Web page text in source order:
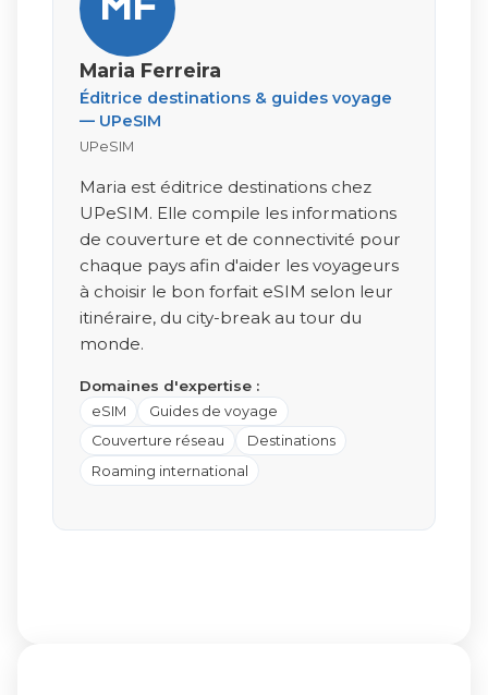
MF
Maria Ferreira
Éditrice destinations & guides voyage
— UPeSIM
UPeSIM
Maria est éditrice destinations chez
UPeSIM. Elle compile les informations
de couverture et de connectivité pour
chaque pays afin d'aider les voyageurs
à choisir le bon forfait eSIM selon leur
itinéraire, du city-break au tour du
monde.
Domaines d'expertise :
eSIM
Guides de voyage
Couverture réseau
Destinations
Roaming international